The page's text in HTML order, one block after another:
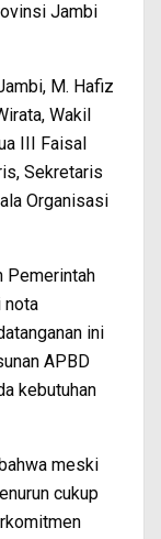
Jambi
M. Hafiz
Wakil
III Faisal
Sekretaris
Organisasi
Pemerintah
nota
ini
APBD
kebutuhan
meski
cukup